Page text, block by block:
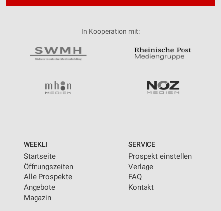
In Kooperation mit:
WEEKLI
Startseite
Öffnungszeiten
Alle Prospekte
Angebote
Magazin
SERVICE
Prospekt einstellen
Verlage
FAQ
Kontakt